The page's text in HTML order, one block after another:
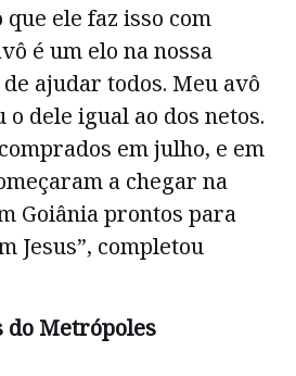
ele faz isso com
é um elo na nossa
ajudar todos. Meu avô
dele igual ao dos netos.
em julho, e em
a chegar na
Goiânia prontos para
Jesus”, completou
do Metrópoles